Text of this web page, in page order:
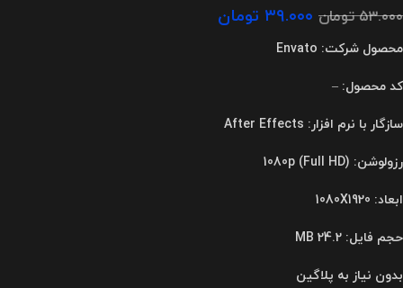
۵۳.۰۰۰تومان ۳۹.۰۰۰ تومان
محصول شرکت: Envato
کد محصول: –
سازگار با نرم افزار: After Effects
رزولوشن: 1080p (Full HD)
ابعاد: 1080X1920
حجم فایل: 24.2 MB
بدون نیاز به پلاگین